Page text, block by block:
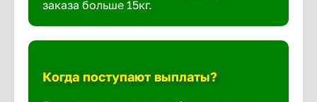
заказа больше 15кг.
Когда поступают выплаты?